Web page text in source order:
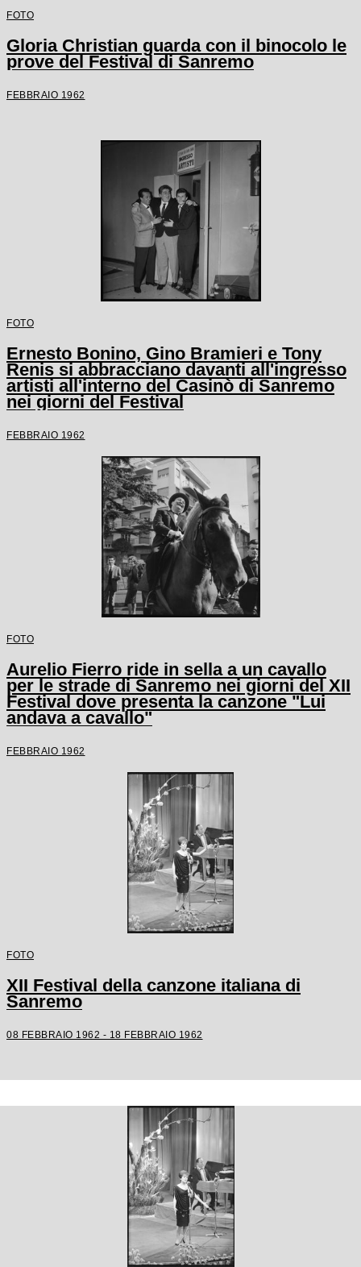
FOTO
Gloria Christian guarda con il binocolo le
prove del Festival di Sanremo
FEBBRAIO 1962
FOTO
Ernesto Bonino, Gino Bramieri e Tony
Renis si abbracciano davanti all'ingresso
artisti all'interno del Casinò di Sanremo
nei giorni del Festival
FEBBRAIO 1962
FOTO
Aurelio Fierro ride in sella a un cavallo
per le strade di Sanremo nei giorni del XII
Festival dove presenta la canzone "Lui
andava a cavallo"
FEBBRAIO 1962
FOTO
XII Festival della canzone italiana di
Sanremo
08 FEBBRAIO 1962 - 18 FEBBRAIO 1962